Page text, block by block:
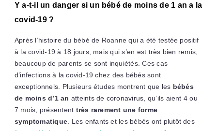
Y a-t-il un danger si un bébé de moins de 1 an a la
covid-19 ?
Après l’histoire du bébé de Roanne qui a été testée positif
à la covid-19 à 18 jours, mais qui s’en est très bien remis,
beaucoup de parents se sont inquiétés. Ces cas
d’infections à la covid-19 chez des bébés sont
exceptionnels. Plusieurs études montrent que les bébés
de moins d’1 an atteints de coronavirus, qu’ils aient 4 ou
7 mois, présentent très rarement une forme
symptomatique . Les enfants et les bébés ont plutôt des